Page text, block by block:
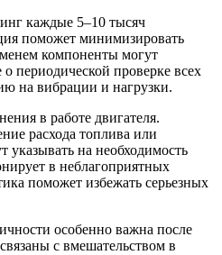
каждые 5–10 тысяч
поможет минимизировать
компоненты могут
периодической проверке всех
на вибрации и нагрузки.
в работе двигателя.
расхода топлива или
на необходимость
в неблагоприятных
поможет избежать серьезных
особенно важна после
с вмешательством в